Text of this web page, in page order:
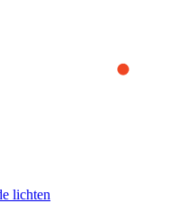
you the best experience
this website, you accept
how the website is used and
more or to find out how
our
lichten